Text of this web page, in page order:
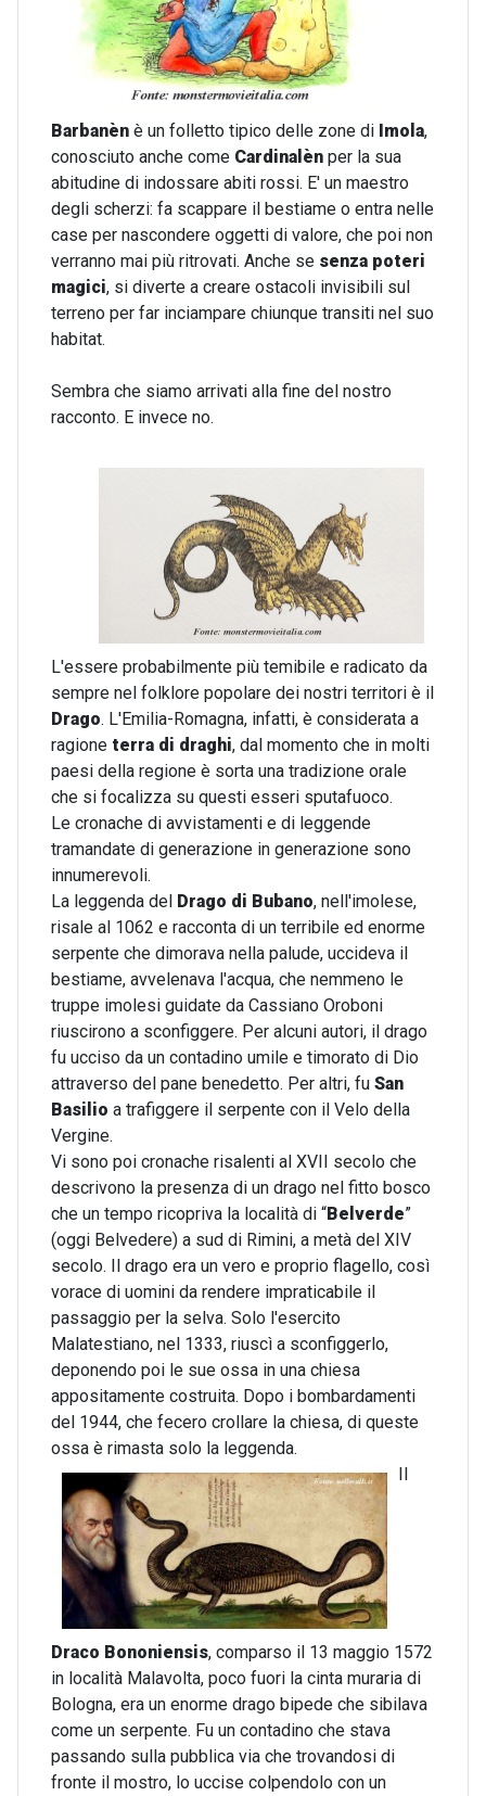
Barbanèn è un folletto tipico delle zone di Imola,
conosciuto anche come Cardinalèn per la sua
abitudine di indossare abiti rossi. E' un maestro
degli scherzi: fa scappare il bestiame o entra nelle
case per nascondere oggetti di valore, che poi non
verranno mai più ritrovati. Anche se senza poteri
magici, si diverte a creare ostacoli invisibili sul
terreno per far inciampare chiunque transiti nel suo
habitat.
Sembra che siamo arrivati alla fine del nostro
racconto. E invece no.
L'essere probabilmente più temibile e radicato da
sempre nel folklore popolare dei nostri territori è il
Drago. L'Emilia-Romagna, infatti, è considerata a
ragione terra di draghi, dal momento che in molti
paesi della regione è sorta una tradizione orale
che si focalizza su questi esseri sputafuoco.
Le cronache di avvistamenti e di leggende
tramandate di generazione in generazione sono
innumerevoli.
La leggenda del Drago di Bubano, nell'imolese,
risale al 1062 e racconta di un terribile ed enorme
serpente che dimorava nella palude, uccideva il
bestiame, avvelenava l'acqua, che nemmeno le
truppe imolesi guidate da Cassiano Oroboni
riuscirono a sconfiggere. Per alcuni autori, il drago
fu ucciso da un contadino umile e timorato di Dio
attraverso del pane benedetto. Per altri, fu San
Basilio a trafiggere il serpente con il Velo della
Vergine.
Vi sono poi cronache risalenti al XVII secolo che
descrivono la presenza di un drago nel fitto bosco
che un tempo ricopriva la località di “Belverde”
(oggi Belvedere) a sud di Rimini, a metà del XIV
secolo. Il drago era un vero e proprio flagello, così
vorace di uomini da rendere impraticabile il
passaggio per la selva. Solo l'esercito
Malatestiano, nel 1333, riuscì a sconfiggerlo,
deponendo poi le sue ossa in una chiesa
appositamente costruita. Dopo i bombardamenti
del 1944, che fecero crollare la chiesa, di queste
ossa è rimasta solo la leggenda.
Draco Bononiensis, comparso il 13 maggio 1572
in località Malavolta, poco fuori la cinta muraria di
Bologna, era un enorme drago bipede che sibilava
come un serpente. Fu un contadino che stava
passando sulla pubblica via che trovandosi di
fronte il mostro, lo uccise colpendolo con un